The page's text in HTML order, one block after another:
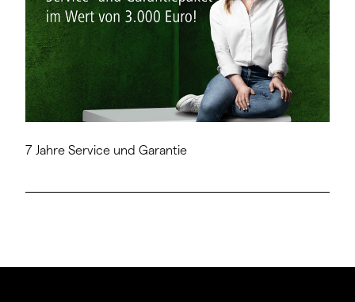
7 Jahre Service und Garantie